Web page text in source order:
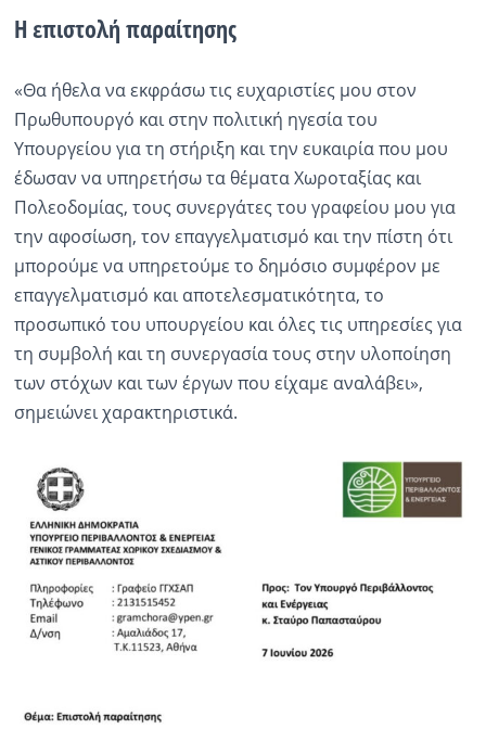
Η επιστολή παραίτησης
«Θα ήθελα να εκφράσω τις ευχαριστίες μου στον
Πρωθυπουργό και στην πολιτική ηγεσία του
Υπουργείου για τη στήριξη και την ευκαιρία που μου
έδωσαν να υπηρετήσω τα θέματα Χωροταξίας και
Πολεοδομίας, τους συνεργάτες του γραφείου μου για
την αφοσίωση, τον επαγγελματισμό και την πίστη ότι
μπορούμε να υπηρετούμε το δημόσιο συμφέρον με
επαγγελματισμό και αποτελεσματικότητα, το
προσωπικό του υπουργείου και όλες τις υπηρεσίες για
τη συμβολή και τη συνεργασία τους στην υλοποίηση
των στόχων και των έργων που είχαμε αναλάβει»,
σημειώνει χαρακτηριστικά.